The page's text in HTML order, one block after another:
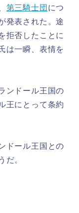
第三騎士団 につ
発表された。途
拒否したことに
は一瞬、表情を
ンドール王国の
王にとって条約
ドール王国との
だ。